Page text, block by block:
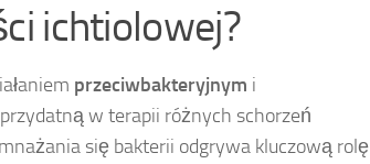
ichtiolowej?
przeciwbakteryjnym i
w terapii różnych schorzeń
się bakterii odgrywa kluczową rolę